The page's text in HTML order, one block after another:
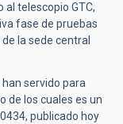
al telescopio GTC,
fase de pruebas
la sede central
servido para
de los cuales es un
publicado hoy